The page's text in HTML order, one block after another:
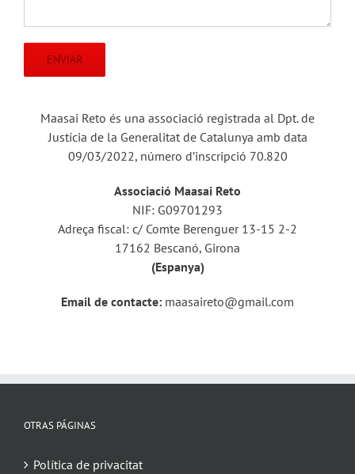
Maasai Reto és una associació registrada al Dpt. de
Justícia de la Generalitat de Catalunya amb data
09/03/2022, número d’inscripció 70.820
Associació Maasai Reto
NIF: G09701293
Adreça fiscal: c/ Comte Berenguer 13-15 2-2
17162 Bescanó, Girona
(Espanya)
Email de contacte: maasaireto@gmail.com
OTRAS PÁGINAS
Política de privacitat